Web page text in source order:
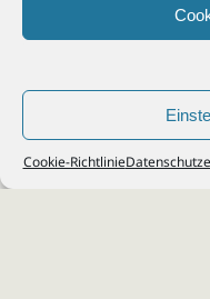
Cookie-Richtlinie
© 2026Steuerberater Kempf,